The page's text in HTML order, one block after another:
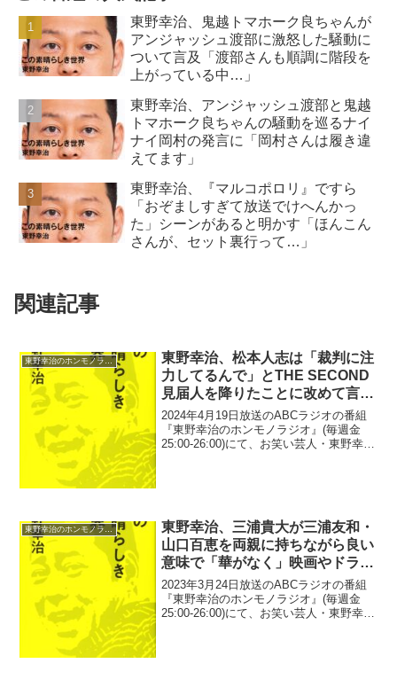
東野幸治、鬼越トマホーク良ちゃんが
アンジャッシュ渡部に激怒した騒動に
ついて言及「渡部さんも順調に階段を
上がっている中…」
東野幸治、アンジャッシュ渡部と鬼越
トマホーク良ちゃんの騒動を巡るナイ
ナイ岡村の発言に「岡村さんは履き違
えてます」
東野幸治、『マルコポロリ』ですら
「おぞましすぎて放送でけへんかっ
た」シーンがあると明かす「ほんこん
さんが、セット裏行って…」
関連記事
東野幸治のホンモノラジオ
東野幸治、松本人志は「裁判に注
力してるんで」とTHE SECOND
見届人を降りたことに改めて言及
「くりぃむしちゅーの有田さんが
やっていただいて」
2024年4月19日放送のABCラジオの番組
『東野幸治のホンモノラジオ』(毎週金
25:00-26:00)にて、お笑い芸人・東野幸治
東野幸治のホンモノラジオ
東野幸治、三浦貴大が三浦友和・
山口百恵を両親に持ちながら良い
意味で「華がなく」映画やドラマ
で好演していることに驚き「木村
拓哉・工藤静香の娘さんじゃ無
理」
2023年3月24日放送のABCラジオの番組
『東野幸治のホンモノラジオ』(毎週金
25:00-26:00)にて、お笑い芸人・東野幸治